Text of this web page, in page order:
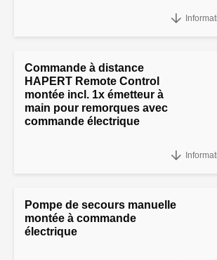
Commande à distance
HAPERT Remote Control
montée incl. 1x émetteur à
main pour remorques avec
commande électrique
Pompe de secours manuelle
montée à commande
électrique